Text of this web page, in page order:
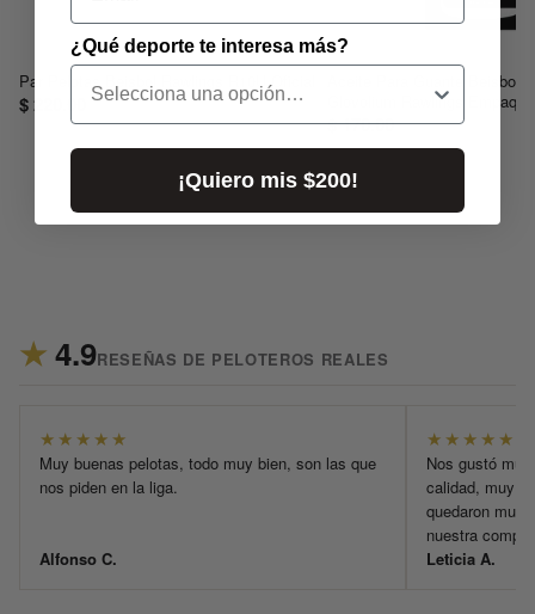
Par Pelotas Beisbol Rawlings R10U Oficial
$ 220.00
Aceite Para Guante Beisbol
Glovolium Rawlings
$ 170.00
★4.9RESEÑAS DE PELOTEROS REALES
★★★★★
Muy buenas pelotas, todo muy bien, son las que
nos piden en la liga.
Alfonso C.
★★★★★
Nos gustó
calidad, muy
quedaron muy
nuestra
Leticia A.
¿Qué deporte te interesa más?
¡Quiero mis $200!